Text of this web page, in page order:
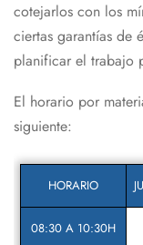
cotejarlos con los
ciertas garantías de
planificar el trabajo
El horario por
siguiente:
HORARIO
08:30 A 10:30H